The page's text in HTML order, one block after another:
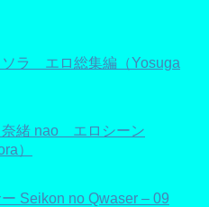
ラ エロ総集編（Yosuga
緒 nao エロシーン
）
Seikon no Qwaser – 09